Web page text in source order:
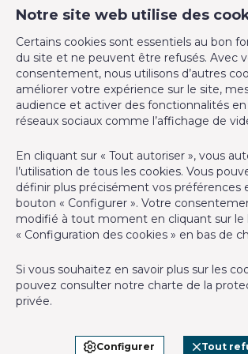
Equipement de base
Accès handicapés
Cuisine
Ascenseur
Double vitrage
Double vitrage (type) isol.
Notre site web utilise des
Certains cookies sont essentiels au bon
du site et ne peuvent être refusés. Avec
consentement, nous utilisons d’autres
améliorer votre expérience sur le site,
audience et activer des fonctionnalités
réseaux sociaux comme l’affichage de
En cliquant sur « Tout autoriser », vous
l’utilisation de tous les cookies. Vous
définir plus précisément vos préférences
bouton « Configurer ». Votre
modifié à tout moment en cliquant sur le
« Configuration des cookies » en bas de
Si vous souhaitez en savoir plus sur les
pouvez consulter notre charte de la
privée.
Configurer Tout
Avenue de la Forêt de
1640 Rhode-Saint-Genèse
+32 2 899 35 35
+32 478 23 05 05
Agent immobilier agréé IPI sous le
Belgique - N° entreprise : TVA BE-
Instance de contrôle: Institut
immobiliers, rue du Luxembourg 16B, 1000
38 50 - info@ipi.be) - Soumis au
code
RC professionnelle et cautionnement via